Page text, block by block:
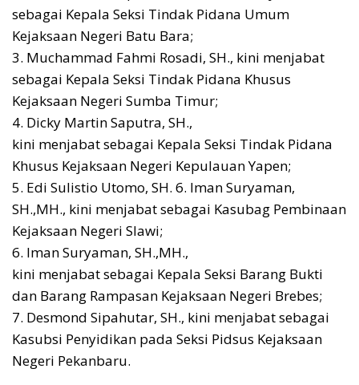
sebagai Kepala Seksi Tindak Pidana Umum
Kejaksaan Negeri Batu Bara;
3. Muchammad Fahmi Rosadi, SH., kini menjabat
sebagai Kepala Seksi Tindak Pidana Khusus
Kejaksaan Negeri Sumba Timur;
4. Dicky Martin Saputra, SH.,
kini menjabat sebagai Kepala Seksi Tindak Pidana
Khusus Kejaksaan Negeri Kepulauan Yapen;
5. Edi Sulistio Utomo, SH. 6. Iman Suryaman,
SH.,MH., kini menjabat sebagai Kasubag Pembinaan
Kejaksaan Negeri Slawi;
6. Iman Suryaman, SH.,MH.,
kini menjabat sebagai Kepala Seksi Barang Bukti
dan Barang Rampasan Kejaksaan Negeri Brebes;
7. Desmond Sipahutar, SH., kini menjabat sebagai
Kasubsi Penyidikan pada Seksi Pidsus Kejaksaan
Negeri Pekanbaru.